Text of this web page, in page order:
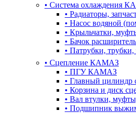
• Система охлаждения
• Радиаторы,
• Насос водяной
• Крыльчатки,
• Бачок
• Патрубки,
• Сцепление КАМАЗ
• ПГУ КАМАЗ
• Главный
• Корзина и диск
• Вал втулки,
• Подшипник